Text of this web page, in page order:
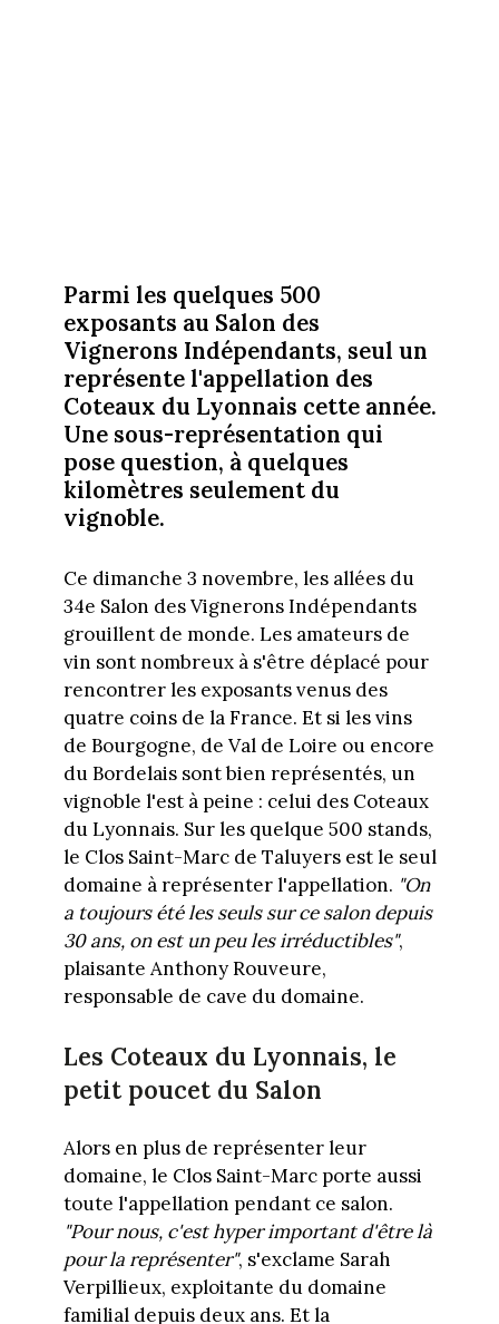
Parmi les quelques 500
exposants au Salon des
Vignerons Indépendants, seul un
représente l'appellation des
Coteaux du Lyonnais cette année.
Une sous-représentation qui
pose question, à quelques
kilomètres seulement du
vignoble.
Ce dimanche 3 novembre, les allées du
34e Salon des Vignerons Indépendants
grouillent de monde. Les amateurs de
vin sont nombreux à s'être déplacé pour
rencontrer les exposants venus des
quatre coins de la France. Et si les vins
de Bourgogne, de Val de Loire ou encore
du Bordelais sont bien représentés, un
vignoble l'est à peine : celui des Coteaux
du Lyonnais. Sur les quelque 500 stands,
le Clos Saint-Marc de Taluyers est le seul
domaine à représenter l'appellation. "On
a toujours été les seuls sur ce salon depuis
30 ans, on est un peu les irréductibles",
plaisante Anthony Rouveure,
responsable de cave du domaine.
Les Coteaux du Lyonnais, le
petit poucet du Salon
Alors en plus de représenter leur
domaine, le Clos Saint-Marc porte aussi
toute l'appellation pendant ce salon.
"Pour nous, c'est hyper important d'être là
pour la représenter", s'exclame Sarah
Verpillieux, exploitante du domaine
familial depuis deux ans. Et la